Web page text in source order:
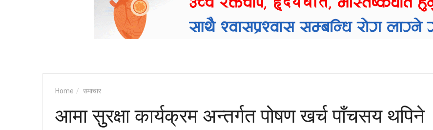
Home समाचार
आमा सुुरक्षा कार्यक्रम अन्तर्गत पोषण खर्च पाँचसय थपिने